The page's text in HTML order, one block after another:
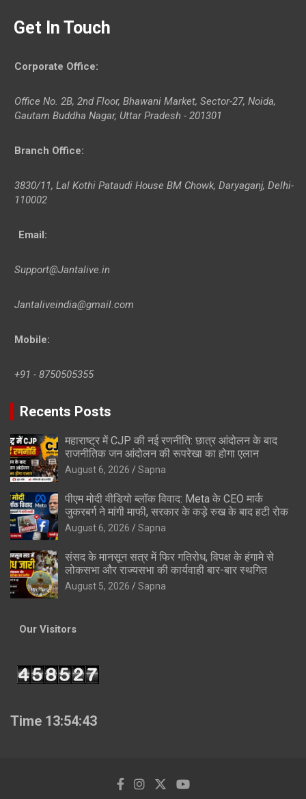
Get In Touch
Corporate Office:
Office No. 2B, 2nd Floor, Bhawani Market, Sector-27, Noida,
Gautam Buddha Nagar, Uttar Pradesh - 201301
Branch Office:
3830/11, Lal Kothi Pataudi House BM Chowk, Daryaganj, Delhi-
110002
Email:
Support@Jantalive.in
Jantaliveindia@gmail.com
Mobile:
+91 - 8750505355
Recents Posts
महाराष्ट्र में CJP की नई रणनीति: छात्र आंदोलन के बाद
राजनीतिक जन आंदोलन की रूपरेखा का होगा एलान
August 6, 2026 Sapna
पीएम मोदी वीडियो ब्लॉक विवाद: Meta के CEO मार्क
जुकरबर्ग ने मांगी माफी, सरकार के कड़े रुख के बाद हटी रोक
August 6, 2026 Sapna
संसद के मानसून सत्र में फिर गतिरोध, विपक्ष के हंगामे से
लोकसभा और राज्यसभा की कार्यवाही बार-बार स्थगित
August 5, 2026 Sapna
Our Visitors
Time 13:54:44